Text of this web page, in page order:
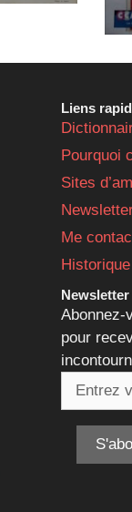
Liens
Pourquoi
Sites
Me
Historique
Abonnez-
pour